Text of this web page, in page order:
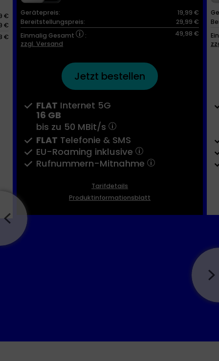
€
€
€
Gerätepreis:
19,99 €
Bereitstellungspreis:
29,99 €
Einmalig Gesamt
:
49,98 €
zzgl. Versand
Jetzt bestellen
FLAT Internet 5G
16 GB
bis zu 50 MBit/s
FLAT Telefonie & SMS
EU-Roaming inklusive
Rufnummern-​Mitnahme
Tarifdetails
Produktinformationsblatt